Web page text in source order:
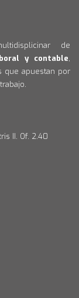
de
y contable,
que apuestan por
II. Of. 2.40